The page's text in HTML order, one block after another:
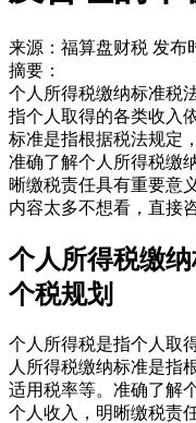
来源：福算盘财税 发布
摘要：
个人所得税缴纳标准税
指个人取得的各类收入
标准是指根据税法规定
准确了解个人所得税缴
晰缴税责任具有重要意义
内容太多不想看，直接
个人所得税缴
个税规划
个人所得税是指个人取
人所得税缴纳标准是指
适用税率等。准确了解
个人收入，明晰缴税责